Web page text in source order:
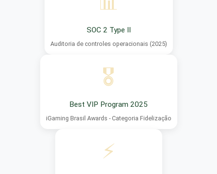
SOC 2 Type II
Auditoria de controles operacionais (2025)
🎖️
Best VIP Program 2025
iGaming Brasil Awards - Categoria Fidelização
⚡